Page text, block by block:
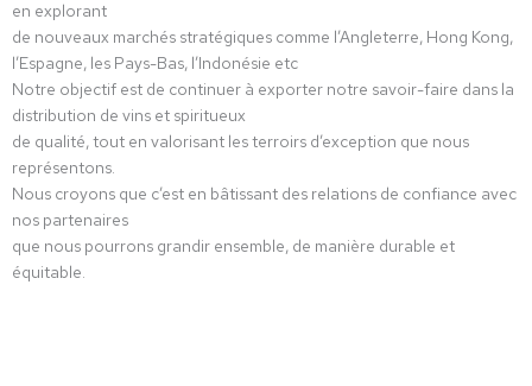
en explorant
de nouveaux marchés stratégiques comme l’Angleterre, Hong Kong,
l’Espagne, les Pays-Bas, l’Indonésie etc
Notre objectif est de continuer à exporter notre savoir-faire dans la
distribution de vins et spiritueux
de qualité,tout en valorisant les terroirs d’exception que nous
représentons.
Nous croyons que c’est en bâtissant des relations de confiance avec
nos partenaires
que nous pourrons grandir ensemble, de manière durable et
équitable.